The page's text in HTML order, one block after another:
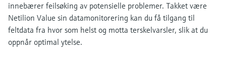
innebærer feilsøking av potensielle problemer. Takket være
Netilion Value sin datamonitorering kan du få tilgang til
feltdata fra hvor som helst og motta terskelvarsler, slik at du
oppnår optimal ytelse.